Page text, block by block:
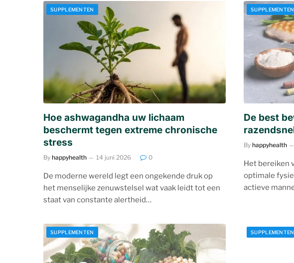
SUPPLEMENTEN
Hoe ashwagandha uw lichaam
beschermt tegen extreme chronische
stress
By happyhealth 14 juni 2026 0
De moderne wereld legt een ongekende druk op
het menselijke zenuwstelsel wat vaak leidt tot een
staat van constante alertheid…
SUPPLEMENTEN
De best
By happyhealth
Het bereiken
optimale
actieve
SUPPLEMENTEN SUPPLEMENTEN